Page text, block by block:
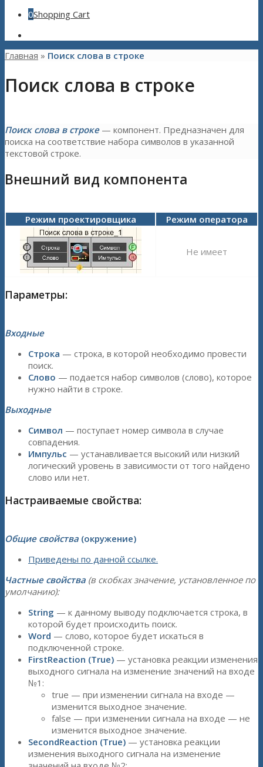
0Shopping Cart
Главная » Поиск слова в строке
Поиск слова в строке
Поиск слова в строке — компонент. Предназначен для
поиска на соответствие набора символов в указанной
текстовой строке.
Внешний вид компонента
Режим проектировщика Режим оператора
Не имеет
Параметры:
Входные
Строка — строка, в которой необходимо провести
поиск.
Слово — подается набор символов (слово), которое
нужно найти в строке.
Выходные
Символ — поступает номер символа в случае
совпадения.
Импульс — устанавливается высокий или низкий
логический уровень в зависимости от того найдено
слово или нет.
Настраиваемые свойства:
Общие свойства (окружение)
Приведены по данной ссылке.
Частные свойства (в скобках значение, установленное по
умолчанию):
String — к данному выводу подключается строка, в
которой будет происходить поиск.
Word — слово, которое будет искаться в
подключенной строке.
FirstReaction (True) — установка реакции изменения
выходного сигнала на изменение значений на входе
№1:
true — при изменении сигнала на входе —
изменится выходное значение.
false — при изменении сигнала на входе — не
изменится выходное значение.
SecondReaction (True) — установка реакции
изменения выходного сигнала на изменение